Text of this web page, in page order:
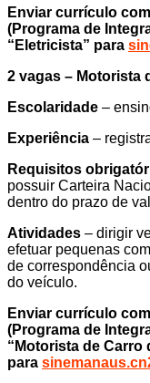
Enviar currículo
(Programa de
“Eletricista” para
2 vagas – Motorista
Escolaridade –
Experiência –
Requisitos
possuir Carteira
dentro do prazo de
Atividades – dirigir
efetuar pequenas
de correspondência
do veículo.
Enviar currículo
(Programa de
“Motorista de Carro
para